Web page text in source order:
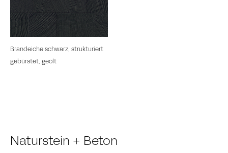
Brandeiche schwarz, strukturiert
gebürstet, geölt
Naturstein + Beton